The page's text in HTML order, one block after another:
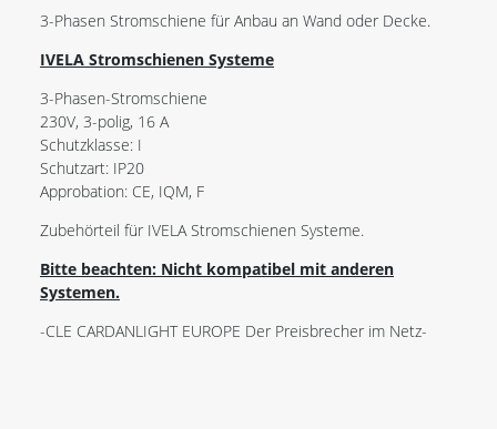
3-Phasen Stromschiene für Anbau an Wand oder Decke.
IVELA Stromschienen Systeme
3-Phasen-Stromschiene
230V, 3-polig, 16 A
Schutzklasse: I
Schutzart: IP20
Approbation: CE, IQM, F
Zubehörteil für IVELA Stromschienen Systeme.
Bitte beachten: Nicht kompatibel mit anderen
Systemen.
-CLE CARDANLIGHT EUROPE Der Preisbrecher im Netz-